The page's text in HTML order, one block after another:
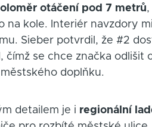
otáčení pod 7 metrů
na kole. Interiér navzdory
Sieber potvrdil, že #2
čímž se chce značka
doplňku.
detailem je i regionální